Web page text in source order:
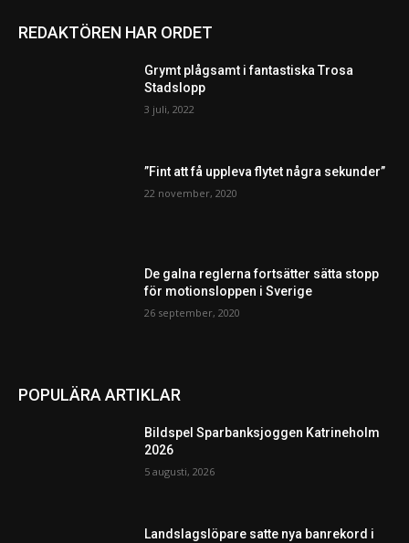
REDAKTÖREN HAR ORDET
Grymt plågsamt i fantastiska Trosa
Stadslopp
3 juli, 2022
”Fint att få uppleva flytet några sekunder”
22 november, 2020
De galna reglerna fortsätter sätta stopp
för motionsloppen i Sverige
26 september, 2020
POPULÄRA ARTIKLAR
Bildspel Sparbanksjoggen Katrineholm
2026
5 augusti, 2026
Landslagslöpare satte nya banrekord i